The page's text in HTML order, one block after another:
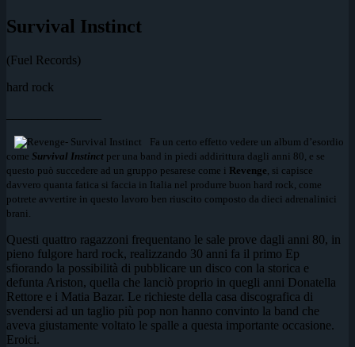
Survival Instinct
(Fuel Records)
hard rock
Fa un certo effetto vedere un album d’esordio
come Survival Instinct per una band in piedi addirittura dagli anni 80, e se
questo può succedere ad un gruppo pesarese come i Revenge , si capisce
davvero quanta fatica si faccia in Italia nel produrre buon hard rock, come
potrete avvertire in questo lavoro ben riuscito composto da dieci adrenalinici
brani.
Questi quattro ragazzoni frequentano le sale prove dagli anni 80, in
pieno fulgore hard rock, realizzando 30 anni fa il primo Ep
sfiorando la possibilità di pubblicare un disco con la storica e
defunta Ariston, quella che lanciò proprio in quegli anni Donatella
Rettore e i Matia Bazar. Le richieste della casa discografica di
svendersi ad un taglio più pop non hanno convinto la band che
aveva giustamente voltato le spalle a questa importante occasione.
Eroici.